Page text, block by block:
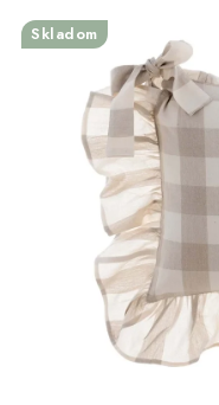
SVIETIDLÁ
DOPLNKY
STOLOVANIE
KOZMETIKA
Skladom